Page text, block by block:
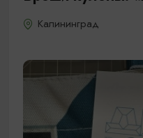
Калининград